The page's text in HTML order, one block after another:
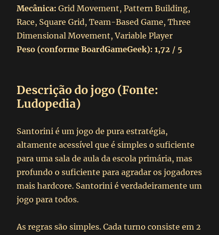
Mecânica: Grid Movement, Pattern Building,
Race, Square Grid, Team-Based Game, Three
Dimensional Movement, Variable Player
Peso (conforme BoardGameGeek): 1,72 / 5
Descrição do jogo (Fonte:
Ludopedia)
Santorini é um jogo de pura estratégia,
altamente acessível que é simples o suficiente
para uma sala de aula da escola primária, mas
profundo o suficiente para agradar os jogadores
mais hardcore. Santorini é verdadeiramente um
jogo para todos.
As regras são simples. Cada turno consiste em 2